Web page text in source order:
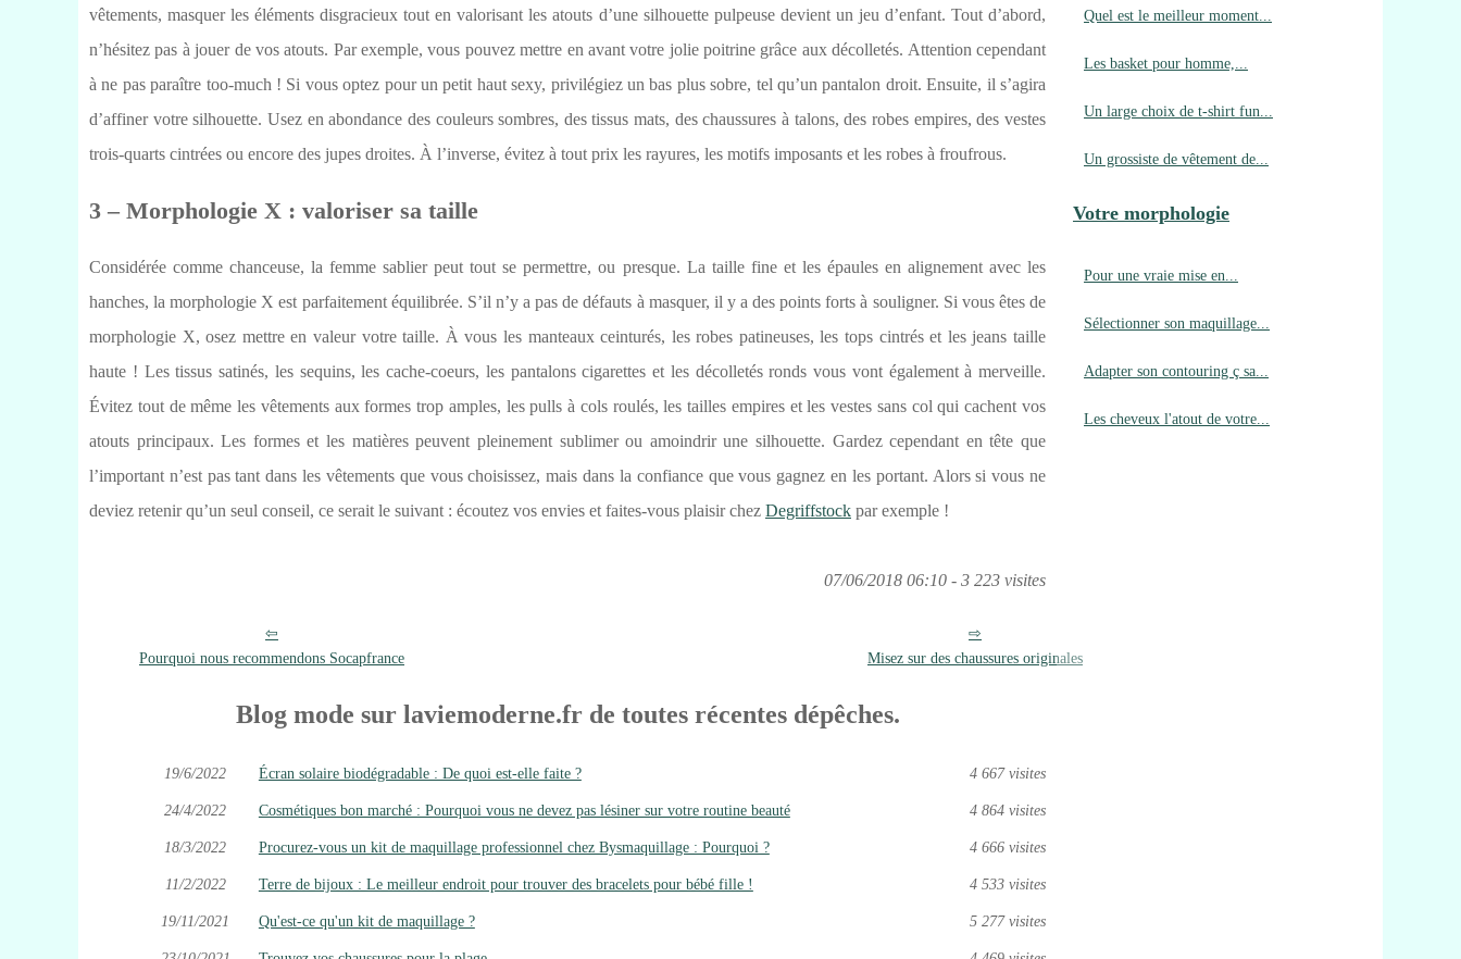
vêtements, masquer les éléments disgracieux tout en valorisant les atouts d’une silhouette pulpeuse devient un jeu d’enfant. Tout d’abord,
n’hésitez pas à jouer de vos atouts. Par exemple, vous pouvez mettre en avant votre jolie poitrine grâce aux décolletés. Attention cependant
à ne pas paraître too-much ! Si vous optez pour un petit haut sexy, privilégiez un bas plus sobre, tel qu’un pantalon droit. Ensuite, il s’agira
d’affiner votre silhouette. Usez en abondance des couleurs sombres, des tissus mats, des chaussures à talons, des robes empires, des vestes
trois-quarts cintrées ou encore des jupes droites. À l’inverse, évitez à tout prix les rayures, les motifs imposants et les robes à froufrous.
3 – Morphologie X : valoriser sa taille
Considérée comme chanceuse, la femme sablier peut tout se permettre, ou presque. La taille fine et les épaules en alignement avec les
hanches, la morphologie X est parfaitement équilibrée. S’il n’y a pas de défauts à masquer, il y a des points forts à souligner. Si vous êtes de
morphologie X, osez mettre en valeur votre taille. À vous les manteaux ceinturés, les robes patineuses, les tops cintrés et les jeans taille
haute ! Les tissus satinés, les sequins, les cache-coeurs, les pantalons cigarettes et les décolletés ronds vous vont également à merveille.
Évitez tout de même les vêtements aux formes trop amples, les pulls à cols roulés, les tailles empires et les vestes sans col qui cachent vos
atouts principaux. Les formes et les matières peuvent pleinement sublimer ou amoindrir une silhouette. Gardez cependant en tête que
l’important n’est pas tant dans les vêtements que vous choisissez, mais dans la confiance que vous gagnez en les portant. Alors si vous ne
deviez retenir qu’un seul conseil, ce serait le suivant : écoutez vos envies et faites-vous plaisir chez Degriffstock par exemple !
07/06/2018 06:10 - 3 223 visites
Pourquoi nous recommendons Socapfrance Misez sur des chaussures originales
Blog mode sur laviemoderne.fr de toutes récentes dépêches.
19/6/2022 Écran solaire biodégradable : De quoi est-elle faite ? 4 667 visites
24/4/2022 Cosmétiques bon marché : Pourquoi vous ne devez pas lésiner sur votre routine beauté 4 864 visites
18/3/2022 Procurez-vous un kit de maquillage professionnel chez Bysmaquillage : Pourquoi ? 4 666 visites
11/2/2022 Terre de bijoux : Le meilleur endroit pour trouver des bracelets pour bébé fille ! 4 533 visites
19/11/2021 Qu'est-ce qu'un kit de maquillage ? 5 277 visites
Quel est le meilleur moment...
Les basket pour homme,...
Un large choix de t-shirt fun...
Un grossiste de vêtement de...
Votre morphologie
Pour une vraie mise en...
Sélectionner son maquillage...
Adapter son contouring ç sa...
Les cheveux l'atout de votre...